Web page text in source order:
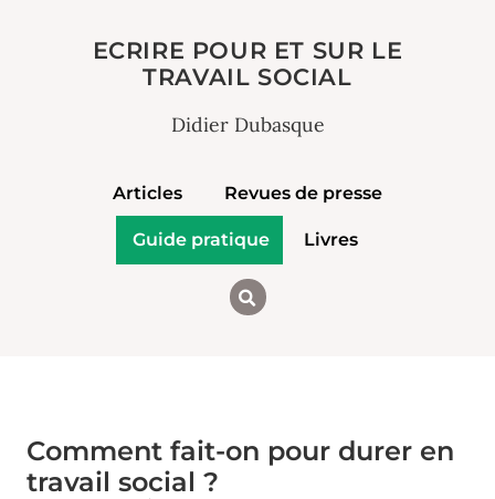
ECRIRE POUR ET SUR LE
TRAVAIL SOCIAL
Didier Dubasque
Articles Revues de presse
Guide pratique Livres
Comment fait-on pour durer en
travail social ?